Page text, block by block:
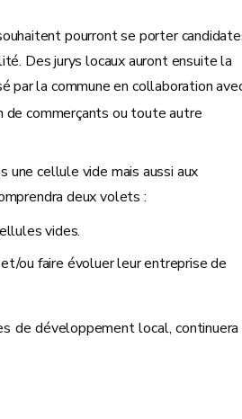
pourront se porter
Des jurys locaux auront ensuite la
par la commune en collaboration
de commerçants ou toute autre
une cellule vide mais aussi aux
deux volets :
vides.
ou faire évoluer leur entreprise de
de développement local, continuera